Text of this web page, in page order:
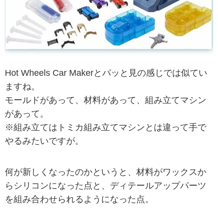
Hot Wheels Car Makerとパッと見の感じでは似てい
ますね。
モールドがあって、材料があって、組み立てマシン
があって。
※組み立てはトミカ組み立てマシンとは違って手で
やるみたいですが。
何が新しくなったのかというと、材料がワックスか
らシリコンになった点と、ディテールアップパーツ
を組み合わせられるようになった点。